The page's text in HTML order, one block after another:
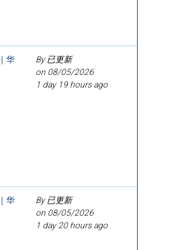
华
By 已更新
on 08/05/2026
1 day 19 hours ago
华
By 已更新
on 08/05/2026
1 day 20 hours ago